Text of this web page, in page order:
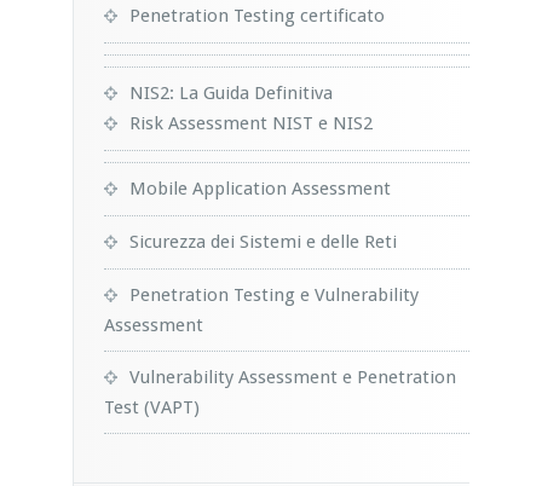
Penetration Testing certificato
NIS2: La Guida Definitiva
Risk Assessment NIST e NIS2
Mobile Application Assessment
Sicurezza dei Sistemi e delle Reti
Penetration Testing e Vulnerability
Assessment
Vulnerability Assessment e Penetration
Test (VAPT)